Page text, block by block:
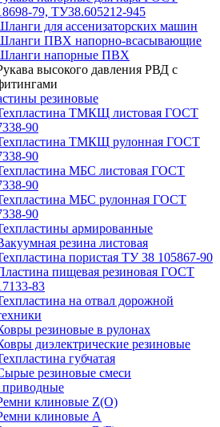
79, ТУ38.605212-945
для ассенизаторских машин
ПВХ напорно-всасывающие
напорные ПВХ
высокого давления РВД с
резиновые
ТМКЩ листовая ГОСТ
90
ТМКЩ рулонная ГОСТ
90
МБС листовая ГОСТ
90
МБС рулонная ГОСТ
90
армированные
резина листовая
пористая ТУ 38 105867-90
пищевая резиновая ГОСТ
83
на отвал дорожной
резиновые в рулонах
диэлектрические резиновые
губчатая
резиновые смеси
клиновые Z(О)
клиновые A